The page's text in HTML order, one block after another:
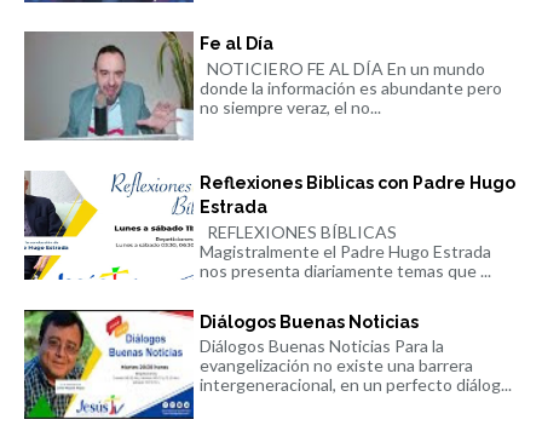
Fe al Día
NOTICIERO FE AL DÍA En un mundo
donde la información es abundante pero
no siempre veraz, el no...
Reflexiones Biblicas con Padre Hugo
Estrada
REFLEXIONES BÍBLICAS
Magistralmente el Padre Hugo Estrada
nos presenta diariamente temas que ...
Diálogos Buenas Noticias
Diálogos Buenas Noticias Para la
evangelización no existe una barrera
intergeneracional, en un perfecto diálog...